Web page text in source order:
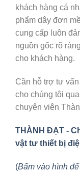
khách hàng cá
phẩm dây đơn
cung cấp luôn
nguồn gốc rõ
cho khách hàng.
Cần hỗ trợ tư
cho chúng tôi
chuyên viên
THÀNH ĐẠT -
vật tư thiết bị
(Bấm vào hình